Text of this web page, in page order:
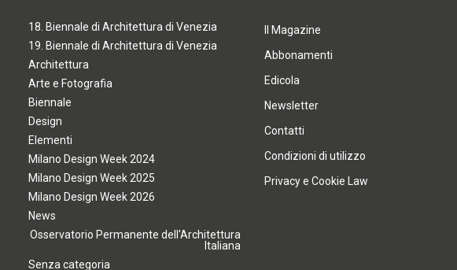
18. Biennale di Architettura di Venezia
19. Biennale di Architettura di Venezia
Architettura
Arte e Fotografia
Biennale
Design
Elementi
Milano Design Week 2024
Milano Design Week 2025
Milano Design Week 2026
News
Osservatorio Permanente dell'Architettura
Italiana
Senza categoria
Il Magazine
Abbonamenti
Edicola
Newsletter
Contatti
Condizioni di utilizzo
Privacy e Cookie Law